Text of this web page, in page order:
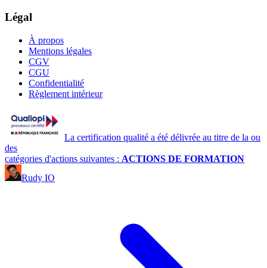
Légal
À propos
Mentions légales
CGV
CGU
Confidentialité
Règlement intérieur
La certification qualité a été délivrée au titre de la ou
des
catégories d'actions suivantes : ACTIONS DE FORMATION
Rudy IO